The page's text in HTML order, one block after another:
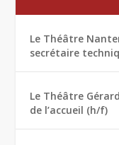
Le Théâtre
secrétaire
Le Théâtre
de l’accueil (h/f)